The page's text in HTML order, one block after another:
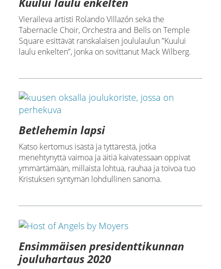
Vieraileva artisti Rolando Villazón sekä the
Tabernacle Choir, Orchestra and Bells on Temple
Square esittävät ranskalaisen joululaulun ”Kuului
laulu enkelten”, jonka on sovittanut Mack Wilberg.
Betlehemin lapsi
Katso kertomus isästä ja tyttärestä, jotka
menehtynyttä vaimoa ja äitiä kaivatessaan oppivat
ymmärtämään, millaista lohtua, rauhaa ja toivoa tuo
Kristuksen syntymän lohdullinen sanoma.
Ensimmäisen presidenttikunnan
jouluhartaus 2020